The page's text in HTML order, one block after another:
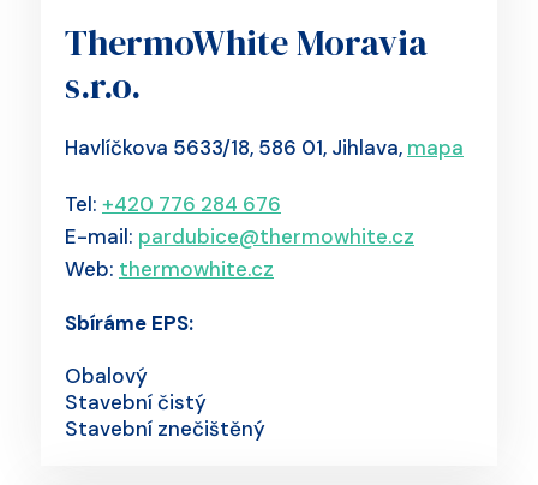
ThermoWhite Moravia
s.r.o.
Havlíčkova 5633/18, 586 01, Jihlava, mapa
Tel: +420 776 284 676
E-mail: pardubice@thermowhite.cz
Web: thermowhite.cz
Sbíráme EPS:
Obalový
Stavební čistý
Stavební znečištěný